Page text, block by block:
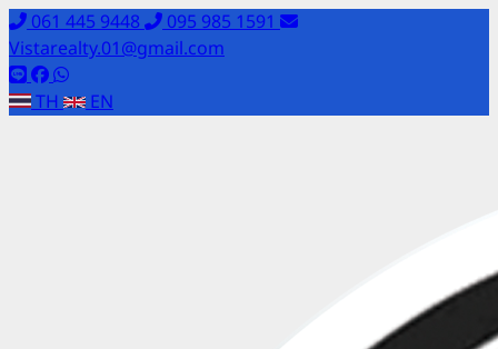
061 445 9448
095 985 1591
Vistarealty.01@gmail.com
TH
EN